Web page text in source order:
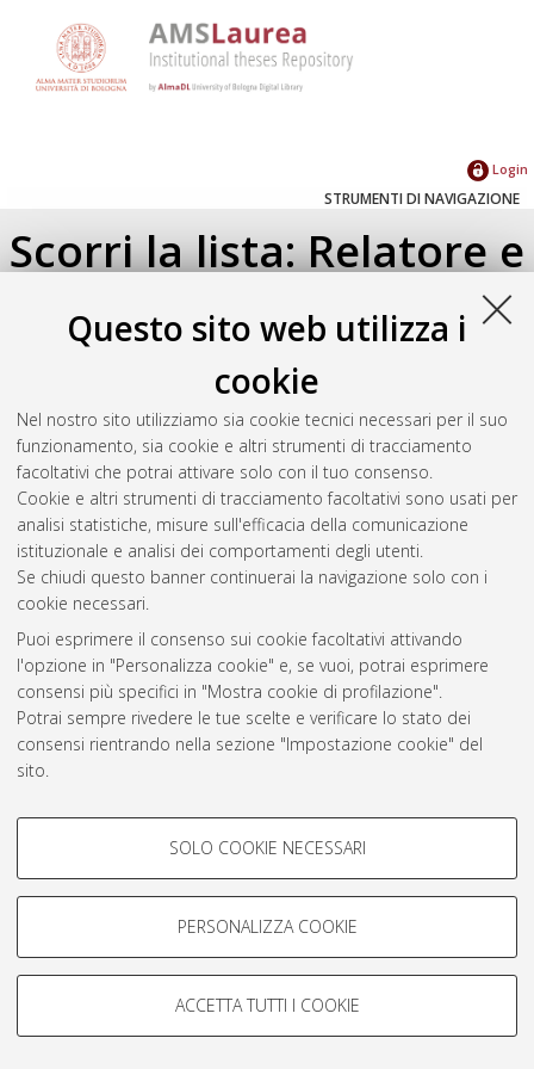
Questo sito web utilizza i
cookie
Nel nostro sito utilizziamo sia cookie tecnici necessari per il suo
funzionamento, sia cookie e altri strumenti di tracciamento
facoltativi che potrai attivare solo con il tuo consenso.
Cookie e altri strumenti di tracciamento facoltativi sono usati per
analisi statistiche, misure sull'efficacia della comunicazione
istituzionale e analisi dei comportamenti degli utenti.
Se chiudi questo banner continuerai la navigazione solo con i
cookie necessari.
Puoi esprimere il consenso sui cookie facoltativi attivando
l'opzione in "Personalizza cookie" e, se vuoi, potrai esprimere
consensi più specifici in "Mostra cookie di profilazione".
Potrai sempre rivedere le tue scelte e verificare lo stato dei
consensi rientrando nella sezione "Impostazione cookie" del
sito.
COOKIE DI PROFILAZIONE -
Si tratta di cookie utilizzati per analizzare le caratteristiche della
navigazione degli utenti, creare profili in base al loro comportamento
Mostra cookie di profilazione
COOKIE TECNICI - NECESSARI
SOLO COOKIE NECESSARI
PERSONALIZZA COOKIE
ACCETTA TUTTI I COOKIE
Login
STRUMENTI DI NAVIGAZIONE
Scorri la lista: Relatore e
Correlatore
Seleziona un valore dall'elenco sottostante.
2012(1)
Atom
Rss 1.0
Rss 2.0
AMS Laurea
Servizio implementato e gestito da AlmaDL
Impostazioni Cookie
© ALMA MATER STUDIORUM - Università di Bologna, 2007-2026.